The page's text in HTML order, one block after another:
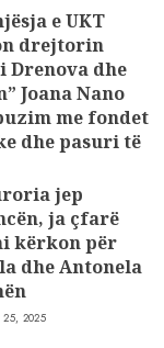
e UKT
drejtorin
Drenova dhe
Joana Nano
me fondet
dhe pasuri të
2025
jep
ja çfarë
kërkon për
dhe Antonela
25, 2025